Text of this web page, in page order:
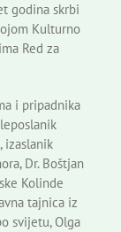
godina skrbi
Kulturno
Red za
i pripadnika
izaslanik
Dr. Boštjan
Kolinde
tajnica iz
svijetu, Olga